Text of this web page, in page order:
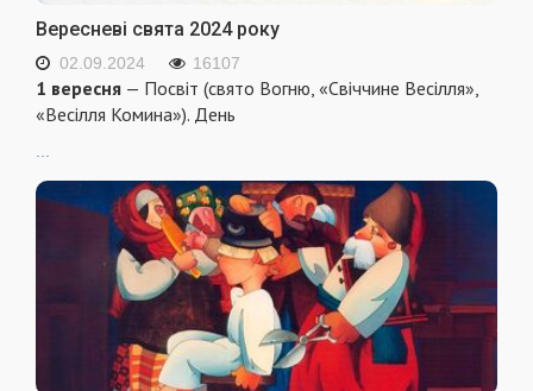
Вересневі свята 2024 року
02.09.2024 16107
1 вересня — Посвіт (свято Вогню, «Свіччине Весілля»,
«Весілля Комина»). День
...